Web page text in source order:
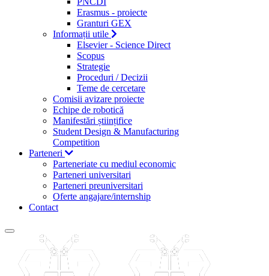
Erasmus - proiecte
Granturi GEX
Informații utile
Elsevier - Science Direct
Scopus
Strategie
Proceduri / Decizii
Teme de cercetare
Comisii avizare proiecte
Echipe de robotică
Manifestări științifice
Student Design & Manufacturing
Competition
Parteneri
Parteneriate cu mediul economic
Parteneri universitari
Parteneri preuniversitari
Oferte angajare/internship
Contact